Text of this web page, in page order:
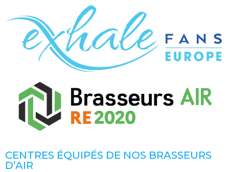
CENTRES ÉQUIPÉS DE NOS BRASSEURS
D’AIR